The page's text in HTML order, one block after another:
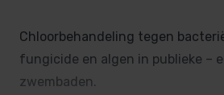
Chloorbehandeling tegen
fungicide en algen in publieke –
zwembaden.